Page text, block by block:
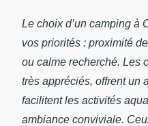
Le choix d’un camping à
vos priorités : proximité
ou calme recherché. Les
très appréciés, offrent un
facilitent les activités
ambiance conviviale.